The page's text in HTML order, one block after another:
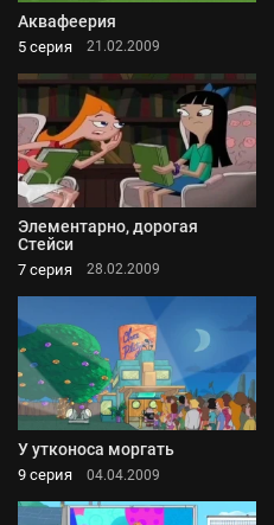
Аквафеерия
5 серия 21.02.2009
Элементарно, дорогая
Стейси
7 серия 28.02.2009
У утконоса моргать
9 серия 04.04.2009